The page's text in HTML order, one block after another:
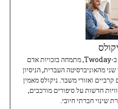
ניקולס, עיתונאי ותיק ומוערך ב-Twoday, מתמחה בזכויות אדם
מהאוניברסיטה העברית, הניסיון
ואזורי משבר. ניקולס מאמין
חדשות על סיפורים מורכבים,
שינוי חברתי חיובי.